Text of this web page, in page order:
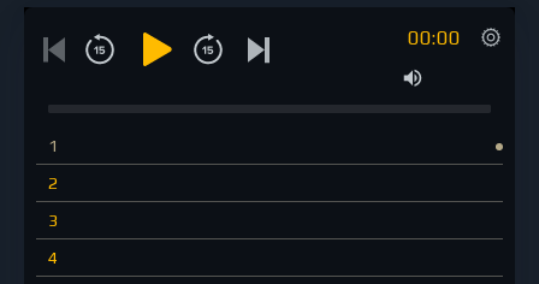
00:00
1
2
3
4